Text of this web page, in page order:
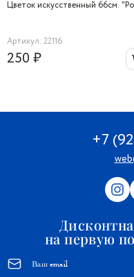
Цветок искусственный 66см.
Артикул: 22116
250 ₽
+7
на первую